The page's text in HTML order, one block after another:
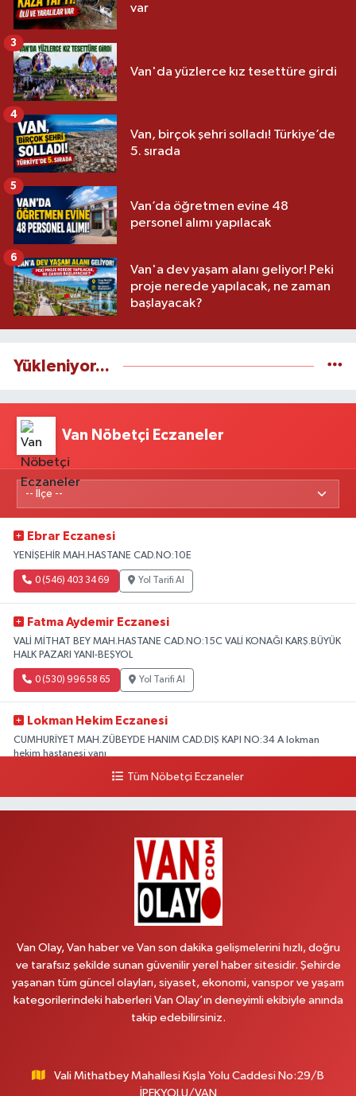
var
Van'da yüzlerce kız tesettüre girdi
3
Van, birçok şehri solladı! Türkiye’de
5. sırada
4
Van’da öğretmen evine 48
personel alımı yapılacak
5
Van'a dev yaşam alanı geliyor! Peki
proje nerede yapılacak, ne zaman
başlayacak?
6
Yükleniyor...
Van Nöbetçi Eczaneler
Ebrar Eczanesi
YENİŞEHİR MAH.HASTANE CAD.NO:10E
0 (546) 403 34 69 Yol Tarifi Al
Fatma Aydemir Eczanesi
VALİ MİTHAT BEY MAH.HASTANE CAD.NO:15C VALİ KONAĞI KARŞ.BÜYÜK
HALK PAZARI YANI-BEŞYOL
0 (530) 996 58 65 Yol Tarifi Al
Lokman Hekim Eczanesi
CUMHURİYET MAH.ZÜBEYDE HANIM CAD.DIŞ KAPI NO:34 A lokman
hekim hastanesi yanı
Yol Tarifi Al
Vanyolu Caddesi Yeni Diş Hastanesi Yanı NO:102F
Yol Tarifi Al
CUMHURİYET MAH.KONAK SK.NO:6
0 (530) 442 24 65 Yol Tarifi Al
Yiğit Eczanesi
Tüm Nöbetçi Eczaneler
Van Olay, Van haber ve Van son dakika gelişmelerini hızlı, doğru
ve tarafsız şekilde sunan güvenilir yerel haber sitesidir. Şehirde
yaşanan tüm güncel olayları, siyaset, ekonomi, vanspor ve yaşam
kategorilerindeki haberleri Van Olay’ın deneyimli ekibiyle anında
takip edebilirsiniz.
Vali Mithatbey Mahallesi Kışla Yolu Caddesi No:29/B
İPEKYOLU/VAN